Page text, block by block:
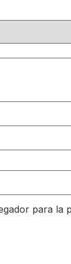
para la